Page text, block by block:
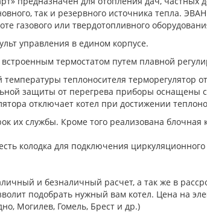
так и резервного источника тепла.
газового или твердотопливного
управления в едином корпусе.
термостатом путем плавной
теплоносителя терморегулятор
защиты от перегрева приборы
отключает котел при достижении
службы. Кроме того реализована блочная
колодка для подключения циркуляционного
и безналичный расчет, а так же в
подобрать нужный вам котел. Цена на
Могилев, Гомель, Брест и др.)